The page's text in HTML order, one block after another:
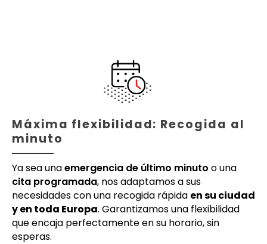
Máxima flexibilidad: Recogida al
minuto
Ya sea unaemergencia de último minuto o una
cita programada, nos adaptamos a sus
necesidades con una recogida rápida en su ciudad
y en toda Europa. Garantizamos una flexibilidad
que encaja perfectamente en su horario, sin
esperas.